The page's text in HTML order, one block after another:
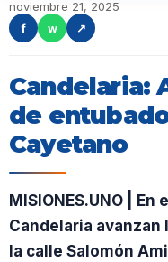
noviembre 21, 2025
f
w ↗
Candelaria:
de
Cayetano
MISIONES.UNO |
Candelaria
la calle Salomón